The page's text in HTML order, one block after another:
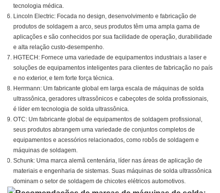
tecnologia médica.
Lincoln Electric: Focada no design, desenvolvimento e fabricação de
produtos de soldagem a arco, seus produtos têm uma ampla gama de
aplicações e são conhecidos por sua facilidade de operação, durabilidade
e alta relação custo-desempenho.
HGTECH: Fornece uma variedade de equipamentos industriais a laser e
soluções de equipamentos inteligentes para clientes de fabricação no país
e no exterior, e tem forte força técnica.
Herrmann: Um fabricante global em larga escala de máquinas de solda
ultrassônica, geradores ultrassônicos e cabeçotes de solda profissionais,
é líder em tecnologia de solda ultrassônica.
OTC: Um fabricante global de equipamentos de soldagem profissional,
seus produtos abrangem uma variedade de conjuntos completos de
equipamentos e acessórios relacionados, como robôs de soldagem e
máquinas de soldagem.
Schunk: Uma marca alemã centenária, líder nas áreas de aplicação de
materiais e engenharia de sistemas. Suas máquinas de solda ultrassônica
dominam o setor de soldagem de chicotes elétricos automotivos.